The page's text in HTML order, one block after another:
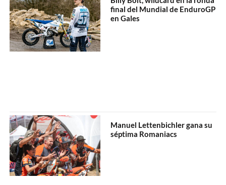
final del Mundial de EnduroGP
en Gales
Manuel Lettenbichler gana su
séptima Romaniacs